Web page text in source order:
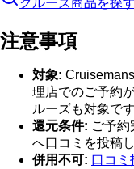
クルーズ商品を探す
注意事項
対象:
理店でのご予約
ルーズも対象です
還元条件: ご予
へ口コミを投稿
併用不可: 口コミ